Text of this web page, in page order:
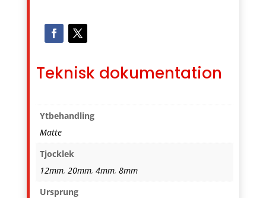
Teknisk dokumentation
Ytbehandling
Matte
Tjocklek
12mm, 20mm, 4mm, 8mm
Ursprung